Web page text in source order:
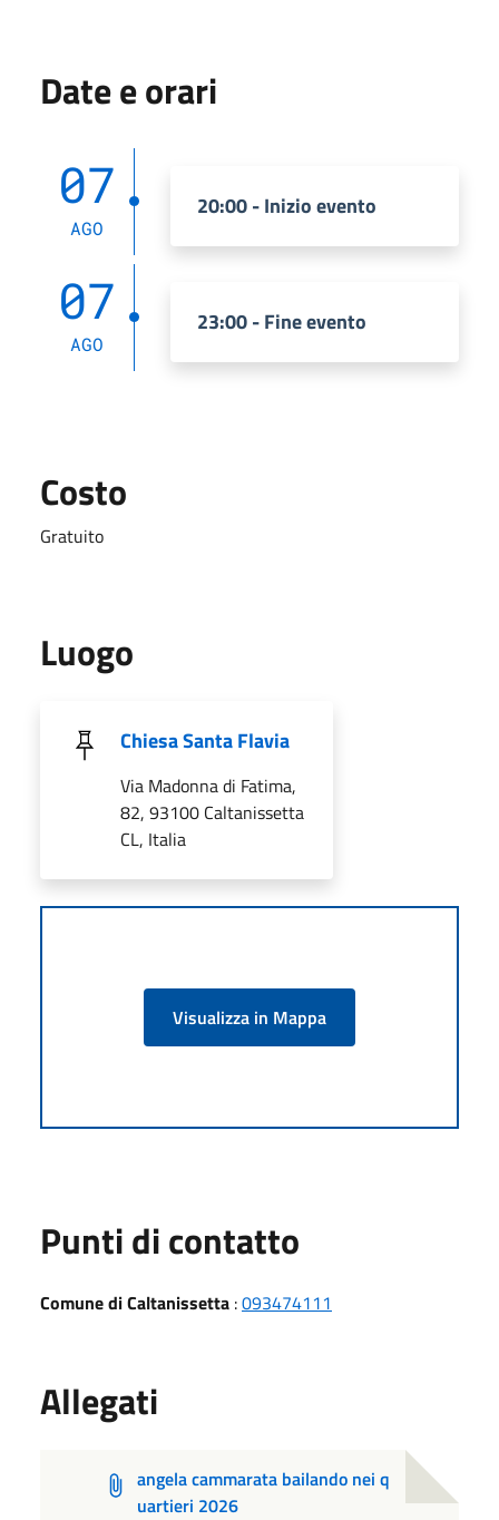
Date e orari
07
AGO
20:00 - Inizio evento
07
AGO
23:00 - Fine evento
Costo
Gratuito
Luogo
Chiesa Santa Flavia
Via Madonna di Fatima,
82, 93100 Caltanissetta
CL, Italia
Visualizza in Mappa
Punti di contatto
Comune di Caltanissetta :093474111
Allegati
angela cammarata bailando nei q
uartieri 2026